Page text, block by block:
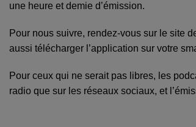
une heure et demie d’émission.
Pour nous suivre, rendez-vous sur le site
aussi télécharger l’application sur votre
Pour ceux qui ne serait pas libres, les
radio que sur les réseaux sociaux, et